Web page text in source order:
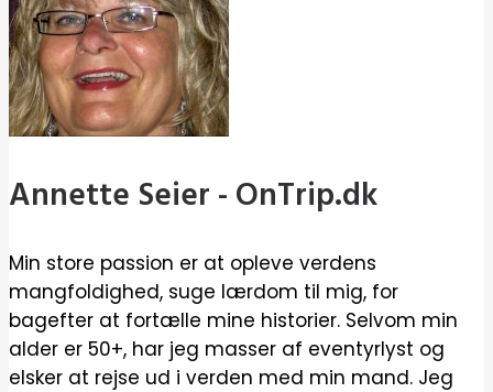
Annette Seier - OnTrip.dk
Min store passion er at opleve verdens
mangfoldighed, suge lærdom til mig, for
bagefter at fortælle mine historier. Selvom min
alder er 50+, har jeg masser af eventyrlyst og
elsker at rejse ud i verden med min mand. Jeg